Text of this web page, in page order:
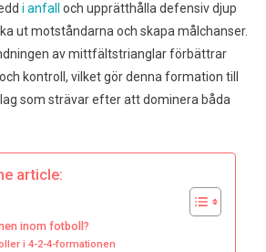
Anfallande
Bredd,
Defensiv
Djup,
Mittfälts
i anfall och upprätthålla defensiv djup
ut motståndarna och skapa målchanser.
av mittfältstrianglar förbättrar
kontroll, vilket gör denna formation till
som strävar efter att dominera båda
article:
inom fotboll?
i 4-2-4-formationen